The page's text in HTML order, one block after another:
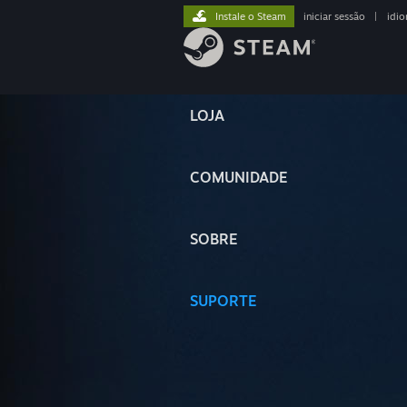
LOJA
COMUNIDADE
SOBRE
SUPORTE
Instale o Steam iniciar sessão